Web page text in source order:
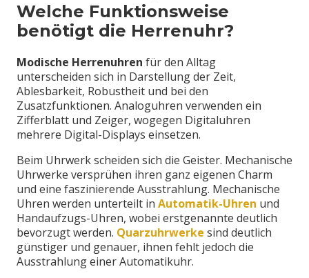
Welche Funktionsweise
benötigt die Herrenuhr?
Modische Herrenuhren für den Alltag
unterscheiden sich in Darstellung der Zeit,
Ablesbarkeit, Robustheit und bei den
Zusatzfunktionen. Analoguhren verwenden ein
Zifferblatt und Zeiger, wogegen Digitaluhren
mehrere Digital-Displays einsetzen.
Beim Uhrwerk scheiden sich die Geister. Mechanische
Uhrwerke versprühen ihren ganz eigenen Charm
und eine faszinierende Ausstrahlung. Mechanische
Uhren werden unterteilt in Automatik-Uhren und
Handaufzugs-Uhren, wobei erstgenannte deutlich
bevorzugt werden. Quarzuhrwerke sind deutlich
günstiger und genauer, ihnen fehlt jedoch die
Ausstrahlung einer Automatikuhr.